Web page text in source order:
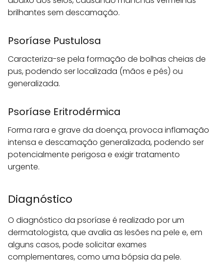
brilhantes sem descamação.
Psoríase Pustulosa
Caracteriza-se pela formação de bolhas cheias de
pus, podendo ser localizada (mãos e pés) ou
generalizada.
Psoríase Eritrodérmica
Forma rara e grave da doença, provoca inflamação
intensa e descamação generalizada, podendo ser
potencialmente perigosa e exigir tratamento
urgente.
Diagnóstico
O diagnóstico da psoríase é realizado por um
dermatologista, que avalia as lesões na pele e, em
alguns casos, pode solicitar exames
complementares, como uma bópsia da pele.